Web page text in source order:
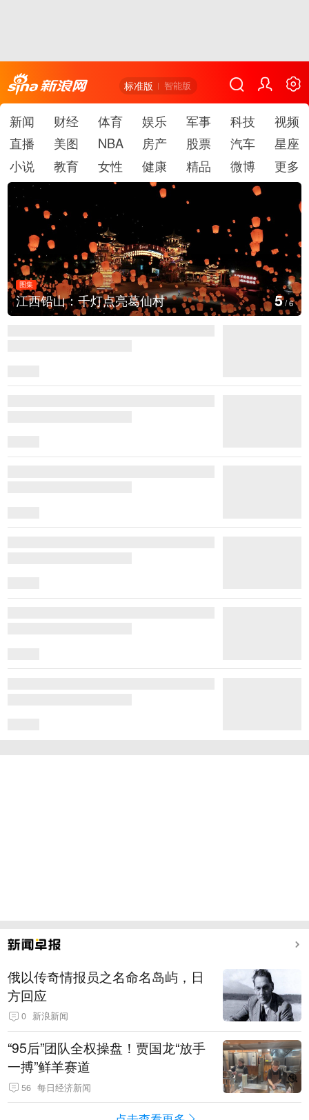
标准版 智能版
新闻 财经 体育 娱乐 军事 科技
视频
直播
美图 NBA 房产 股票 汽车
星座
小说
教育 女性 健康 精品 微博 更多
图集
江西铅山：千灯点亮葛仙村 5/6
俄以传奇情报员之名命名岛屿，日
方回应
0 新浪新闻
“95后”团队全权操盘！贾国龙“放手
一搏”鲜羊赛道
56 每日经济新闻